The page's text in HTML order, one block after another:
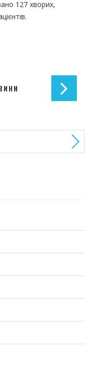
127 хворих,